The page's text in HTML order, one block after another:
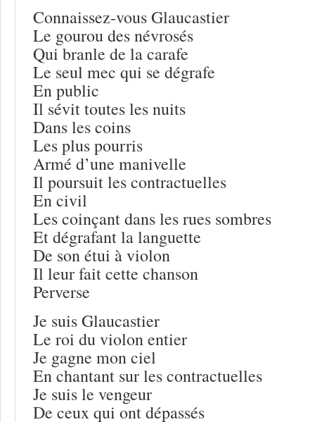
Connaissez-vous Glaucastier
Le gourou des névrosés
Qui branle de la carafe
Le seul mec qui se dégrafe
En public
Il sévit toutes les nuits
Dans les coins
Les plus pourris
Armé d’une manivelle
Il poursuit les contractuelles
En civil
Les coinçant dans les rues sombres
Et dégrafant la languette
De son étui à violon
Il leur fait cette chanson
Perverse
Je suis Glaucastier
Le roi du violon entier
Je gagne mon ciel
En chantant sur les contractuelles
Je suis le vengeur
De ceux qui ont dépassés